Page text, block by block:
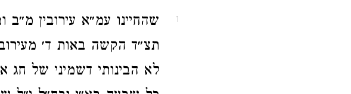
1
שהחיינו עמ״א עירובין
תצ״ד הקשה באות ד׳
לא הבינותי דשמיני של